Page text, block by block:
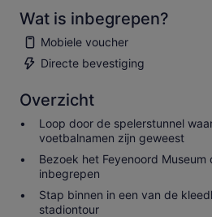
Wat is inbegrepen?
Mobiele voucher
Directe bevestiging
Overzicht
Loop door de spelerstunnel
voetbalnamen zijn geweest
Bezoek het Feyenoord
inbegrepen
Stap binnen in een van de
stadiontour